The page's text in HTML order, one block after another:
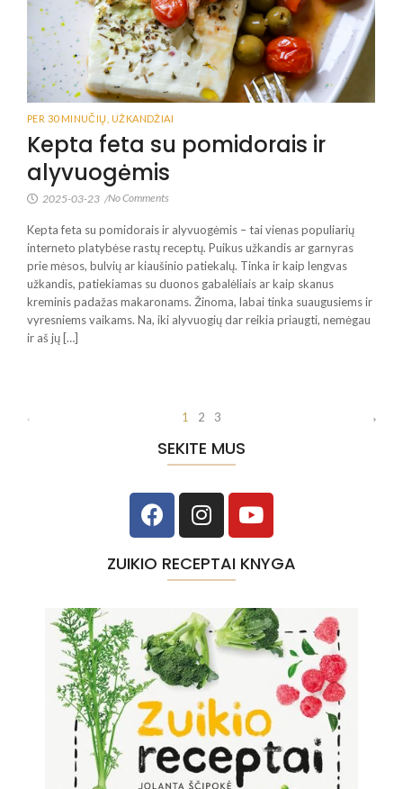
PER 30 MINUČIŲ UŽKANDŽIAI
Kepta feta su pomidorais ir
alyvuogėmis
2025-03-23 /No Comments
Kepta feta su pomidorais ir alyvuogėmis – tai vienas populiarių
interneto platybėse rastų receptų. Puikus užkandis ar garnyras
prie mėsos, bulvių ar kiaušinio patiekalų. Tinka ir kaip lengvas
užkandis, patiekiamas su duonos gabalėliais ar kaip skanus
kreminis padažas makaronams. Žinoma, labai tinka suaugusiems ir
vyresniems vaikams. Na, iki alyvuogių dar reikia priaugti, nemėgau
ir aš jų […]
1 2 3
SEKITE MUS
ZUIKIO RECEPTAI KNYGA